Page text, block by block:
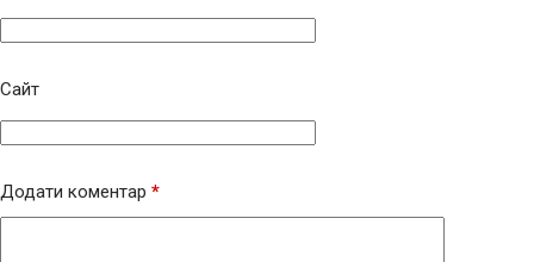
Сайт
Додати коментар *